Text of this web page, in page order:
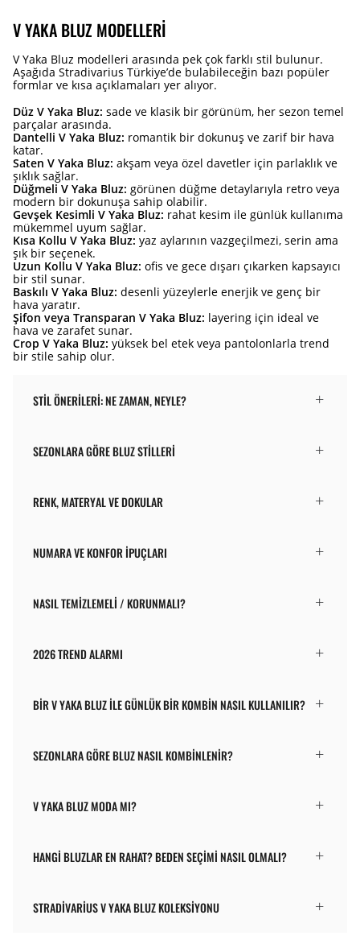
V YAKA BLUZ MODELLERI
V Yaka Bluz modelleri arasında pek çok farklı stil bulunur.
Aşağıda Stradivarius Türkiye’de bulabileceğin bazı popüler
formlar ve kısa açıklamaları yer alıyor.
Düz V Yaka Bluz: sade ve klasik bir görünüm, her sezon temel
parçalar arasında.
Dantelli V Yaka Bluz: romantik bir dokunuş ve zarif bir hava
katar.
Saten V Yaka Bluz: akşam veya özel davetler için parlaklık ve
şıklık sağlar.
Düğmeli V Yaka Bluz: görünen düğme detaylarıyla retro veya
modern bir dokunuşa sahip olabilir.
Gevşek Kesimli V Yaka Bluz: rahat kesim ile günlük kullanıma
mükemmel uyum sağlar.
Kısa Kollu V Yaka Bluz: yaz aylarının vazgeçilmezi, serin ama
şık bir seçenek.
Uzun Kollu V Yaka Bluz: ofis ve gece dışarı çıkarken kapsayıcı
bir stil sunar.
Baskılı V Yaka Bluz: desenli yüzeylerle enerjik ve genç bir
hava yaratır.
Şifon veya Transparan V Yaka Bluz: layering için ideal ve
hava ve zarafet sunar.
Crop V Yaka Bluz: yüksek bel etek veya pantolonlarla trend
bir stile sahip olur.
STIL ÖNERILERI: NE ZAMAN, NEYLE?
SEZONLARA GÖRE BLUZ STILLERI
RENK, MATERYAL VE DOKULAR
NUMARA VE KONFOR İPUÇLARI
NASIL TEMIZLEMELI / KORUNMALI?
2026 TREND ALARMI
BIR V YAKA BLUZ ILE GÜNLÜK BIR KOMBIN NASIL KULLANILIR?
SEZONLARA GÖRE BLUZ NASIL KOMBINLENIR?
V YAKA BLUZ MODA MI?
HANGI BLUZLAR EN RAHAT? BEDEN SEÇIMI NASIL OLMALI?
STRADIVARIUS V YAKA BLUZ KOLEKSIYONU